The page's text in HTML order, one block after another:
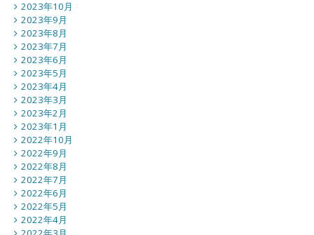
2023年10月
2023年9月
2023年8月
2023年7月
2023年6月
2023年5月
2023年4月
2023年3月
2023年2月
2023年1月
2022年10月
2022年9月
2022年8月
2022年7月
2022年6月
2022年5月
2022年4月